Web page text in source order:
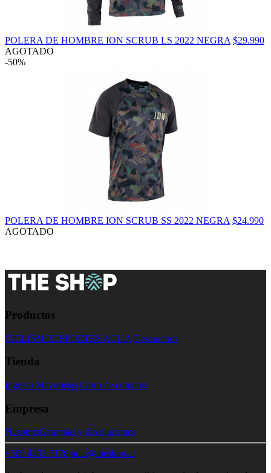
POLERA DE HOMBRE ION SCRUB LS 2022 NEGRA $29.990
AGOTADO
-50%
POLERA DE HOMBRE ION SCRUB SS 2022 NEGRA $24.990
AGOTADO
Productos
CICLISMODEPORTES AGUA Descuentos
Tienda
Ingreso Mayoristas Carro de compras
Empresa
NosotrosGarantías y devoluciones
+569 4493 7178 hola@theshop.cl